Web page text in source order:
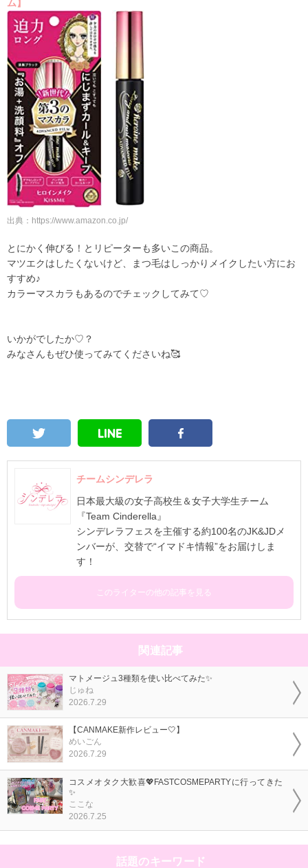
ム】
出典： https://www.amazon.co.jp/
とにかく伸びる！とリピーターも多いこの商品。
マツエクはしたくないけど、まつ毛はしっかりメイクしたい方にお
すすめ♪
カラーマスカラもあるのでチェックしてみて♡
いかがでしたか♡？
みなさんもぜひ使ってみてくださいね🥰
チームシンデレラ
日本最大級の女子高校生＆女子大学生チーム
『Team Cinderella』
シンデレラフェスを主催する約100名のJK&JDメ
ンバーが、交替で“イマドキ情報”をお届けしま
す！
このライターの他の記事を見る
関連記事
マトメージュ3種類を使い比べてみた✨
じゅね
2026.7.29
【CANMAKE新作レビュー🤍】
めいごん
2026.7.29
コスメオタク大歓喜💖FASTCOSMEPARTYに行ってきた
✨
ここな
2026.7.25
話題のキーワード